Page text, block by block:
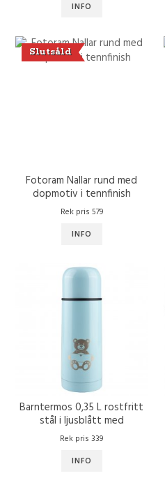
INFO
Slutsåld
Fotoram Nallar rund med
dopmotiv i tennfinish
Rek pris 579
INFO
Barntermos 0,35 L rostfritt
stål i ljusblått med
nalledekor
Rek pris 339
INFO